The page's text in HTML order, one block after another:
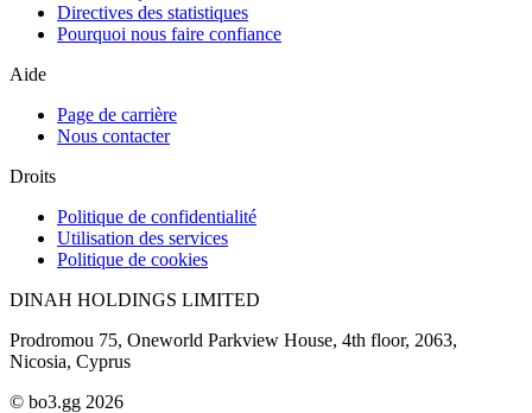
Directives des statistiques
Pourquoi nous faire confiance
Aide
Page de carrière
Nous contacter
Droits
Politique de confidentialité
Utilisation des services
Politique de cookies
DINAH HOLDINGS LIMITED
Prodromou 75, Oneworld Parkview House, 4th floor, 2063,
Nicosia, Cyprus
© bo3.gg 2026